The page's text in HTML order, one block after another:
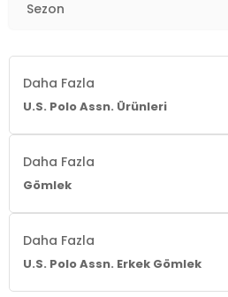
Sezon
Daha Fazla
U.S. Polo Assn. Ürünleri
Daha Fazla
Gömlek
Daha Fazla
U.S. Polo Assn. Erkek Gömlek